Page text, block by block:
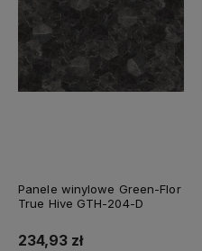
Panele winylowe Green-Flor
True Hive GTH-204-D
234,93 zł